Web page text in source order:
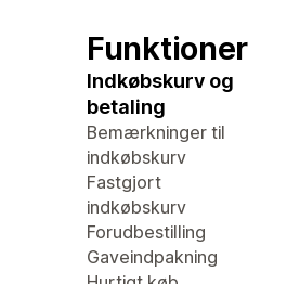
Funktioner
Indkøbskurv og
betaling
Bemærkninger til
indkøbskurv
Fastgjort
indkøbskurv
Forudbestilling
Gaveindpakning